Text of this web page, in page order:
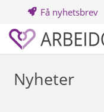
Få nyhetsbrev
Nyheter